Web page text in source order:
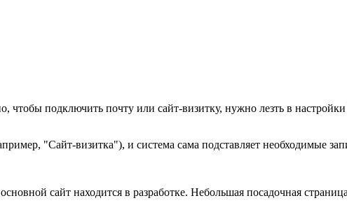
подключить почту или сайт-визитку, нужно лезть в
"Сайт-визитка"), и система сама подставляет необходимые
сайт находится в разработке. Небольшая посадочная